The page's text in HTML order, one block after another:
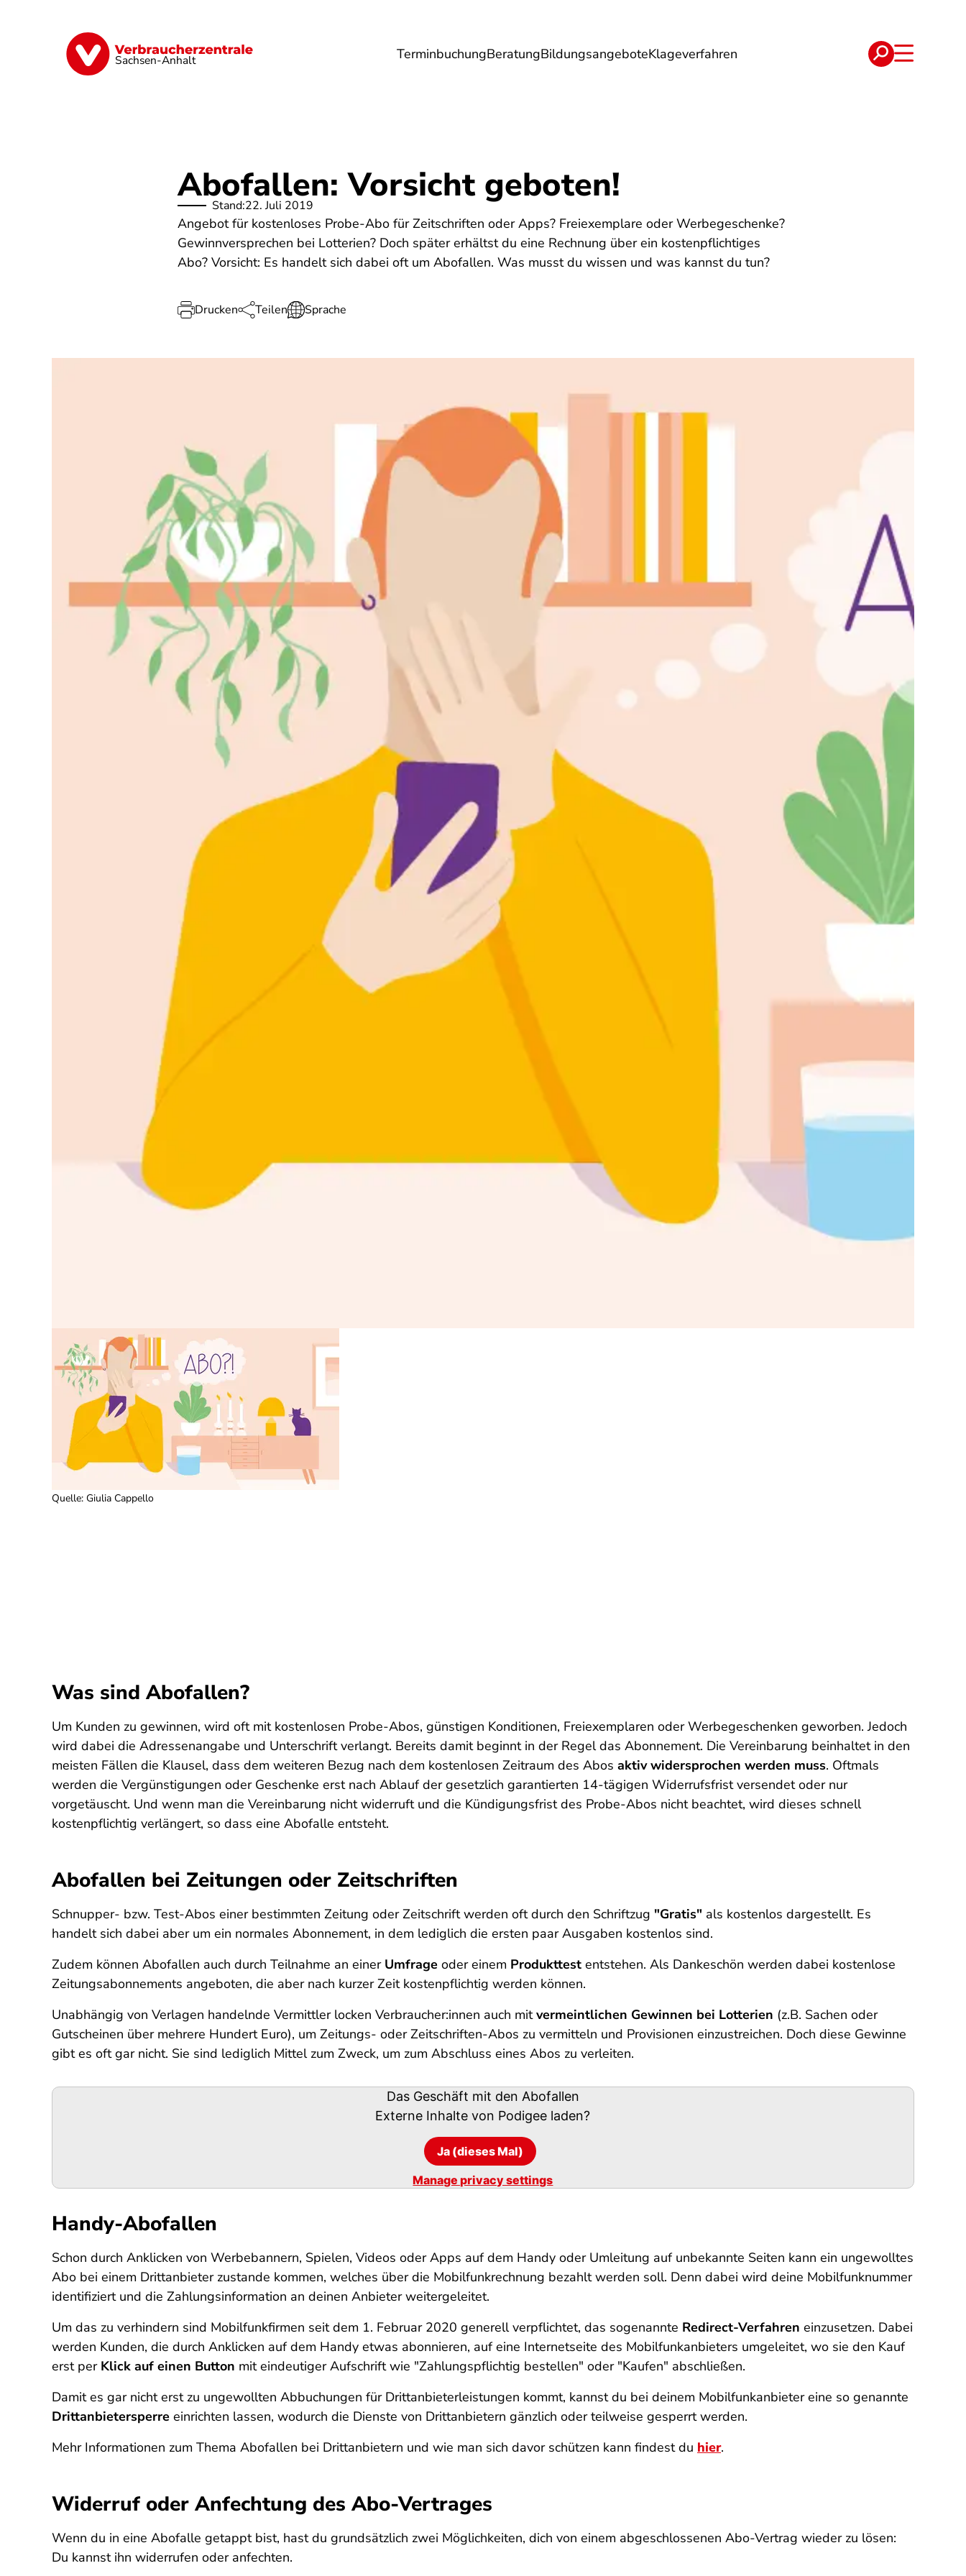
Sachsen-Anhalt TerminbuchungBeratungBildungsangeboteKlageverfahren
Finanzen Digitales Lebensmittel Gesundheit Energie Reise Verträge
Abofallen: Vorsicht geboten!
Stand:22. Juli 2019
Angebot für kostenloses Probe-Abo für Zeitschriften oder Apps? Freiexemplare oder Werbegeschenke?
Gewinnversprechen bei Lotterien? Doch später erhältst du eine Rechnung über ein kostenpflichtiges
Abo? Vorsicht: Es handelt sich dabei oft um Abofallen. Was musst du wissen und was kannst du tun?
Drucken Teilen Sprache
Quelle: Giulia Cappello
Was sind Abofallen?
Um Kunden zu gewinnen, wird oft mit kostenlosen Probe-Abos, günstigen Konditionen, Freiexemplaren oder Werbegeschenken geworben. Jedoch
wird dabei die Adressenangabe und Unterschrift verlangt. Bereits damit beginnt in der Regel das Abonnement. Die Vereinbarung beinhaltet in den
meisten Fällen die Klausel, dass dem weiteren Bezug nach dem kostenlosen Zeitraum des Abos aktiv widersprochen werden muss. Oftmals
werden die Vergünstigungen oder Geschenke erst nach Ablauf der gesetzlich garantierten 14-tägigen Widerrufsfrist versendet oder nur
vorgetäuscht. Und wenn man die Vereinbarung nicht widerruft und die Kündigungsfrist des Probe-Abos nicht beachtet, wird dieses schnell
kostenpflichtig verlängert, so dass eine Abofalle entsteht.
Abofallen bei Zeitungen oder Zeitschriften
Schnupper- bzw. Test-Abos einer bestimmten Zeitung oder Zeitschrift werden oft durch den Schriftzug "Gratis" als kostenlos dargestellt. Es
handelt sich dabei aber um ein normales Abonnement, in dem lediglich die ersten paar Ausgaben kostenlos sind.
Zudem können Abofallen auch durch Teilnahme an einer Umfrage oder einem Produkttest entstehen. Als Dankeschön werden dabei kostenlose
Zeitungsabonnements angeboten, die aber nach kurzer Zeit kostenpflichtig werden können.
Unabhängig von Verlagen handelnde Vermittler locken Verbraucher:innen auch mitvermeintlichen Gewinnen bei Lotterien (z.B. Sachen oder
Gutscheinen über mehrere Hundert Euro), um Zeitungs- oder Zeitschriften-Abos zu vermitteln und Provisionen einzustreichen. Doch diese Gewinne
gibt es oft gar nicht. Sie sind lediglich Mittel zum Zweck, um zum Abschluss eines Abos zu verleiten.
Podigee-
Das Geschäft mit den Abofallen
Externe Inhalte von Podigee laden?
Ja (dieses Mal)
Manage privacy settings
Handy-Abofallen
Schon durch Anklicken von Werbebannern, Spielen, Videos oder Apps auf dem Handy oder Umleitung auf unbekannte Seiten kann ein ungewolltes
Abo bei einem Drittanbieter zustande kommen, welches über die Mobilfunkrechnung bezahlt werden soll. Denn dabei wird deine Mobilfunknummer
identifiziert und die Zahlungsinformation an deinen Anbieter weitergeleitet.
Um das zu verhindern sind Mobilfunkfirmen seit dem 1. Februar 2020 generell verpflichtet, das sogenannte Redirect-Verfahren einzusetzen. Dabei
werden Kunden, die durch Anklicken auf dem Handy etwas abonnieren, auf eine Internetseite des Mobilfunkanbieters umgeleitet, wo sie den Kauf
erst per Klick auf einen Button mit eindeutiger Aufschrift wie "Zahlungspflichtig bestellen" oder "Kaufen" abschließen.
Damit es gar nicht erst zu ungewollten Abbuchungen für Drittanbieterleistungen kommt, kannst du bei deinem Mobilfunkanbieter eine so genannte
Drittanbietersperre einrichten lassen, wodurch die Dienste von Drittanbietern gänzlich oder teilweise gesperrt werden.
Mehr Informationen zum Thema Abofallen bei Drittanbietern und wie man sich davor schützen kann findest du hier.
Widerruf oder Anfechtung des Abo-Vertrages
Wenn du in eine Abofalle getappt bist, hast du grundsätzlich zwei Möglichkeiten, dich von einem abgeschlossenen Abo-Vertrag wieder zu lösen:
Du kannst ihn widerrufen oder anfechten.